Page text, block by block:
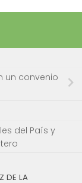
un convenio
del País y
DE LA